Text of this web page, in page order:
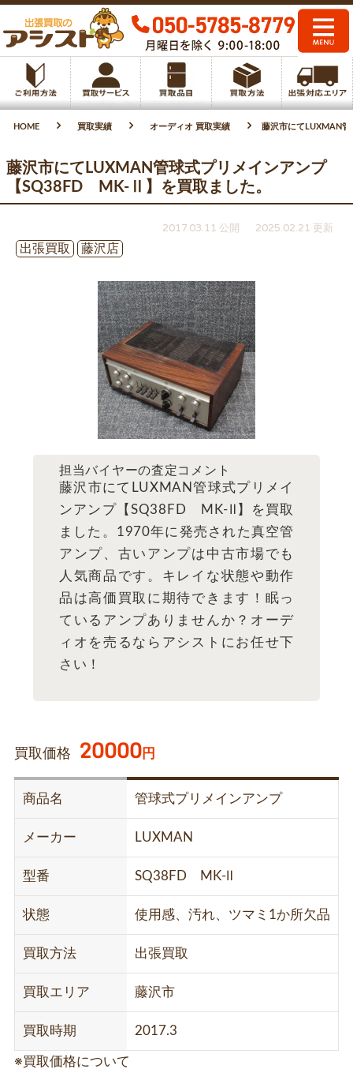
HOME 買取実績 オーディオ 買取実績 藤沢市にてLUXMAN
藤沢市にてLUXMAN管球式プリメインアンプ
【SQ38FD MK-Ⅱ】を買取ました。
2017.03.11 公開
2025.02.21 更新
出張買取
藤沢店
担当バイヤーの査定コメント
藤沢市にてLUXMAN管球式プリメイ
ンアンプ【SQ38FD MK-Ⅱ】を買取
ました。1970年に発売された真空管
アンプ、古いアンプは中古市場でも
人気商品です。キレイな状態や動作
品は高価買取に期待できます！眠っ
ているアンプありませんか？オーデ
ィオを売るならアシストにお任せ下
さい！
買取価格 20000円
商品名 管球式プリメインアンプ
メーカー LUXMAN
型番 SQ38FD MK-Ⅱ
状態 使用感、汚れ、ツマミ1か所欠品
買取方法 出張買取
買取エリア 藤沢市
買取時期 2017.3
※買取価格について